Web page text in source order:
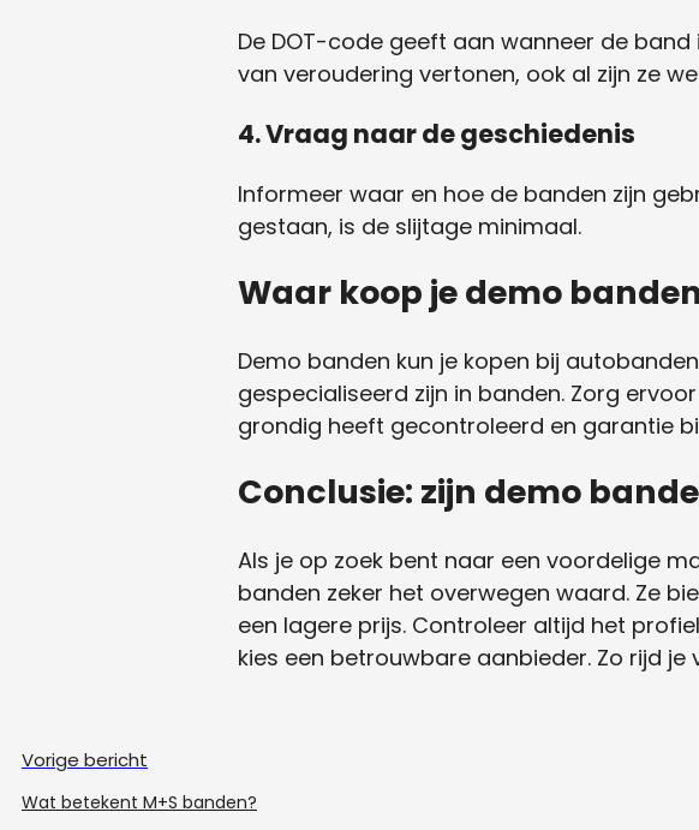
De DOT-code geeft aan wanneer de
van veroudering vertonen, ook al zijn ze
4.Vraag naar de geschiedenis
Informeer waar en hoe de banden zijn
gestaan, is de slijtage minimaal.
Waar koop je demo
Demo banden kun je kopen bij
gespecialiseerd zijn in banden. Zorg
grondig heeft gecontroleerd en garantie
Conclusie: zijn demo
Als je op zoek bent naar een voordelige
banden zeker het overwegen waard. Ze
een lagere prijs. Controleer altijd het
kies een betrouwbare aanbieder. Zo rijd
Vorige bericht
Wat betekent M+S banden?